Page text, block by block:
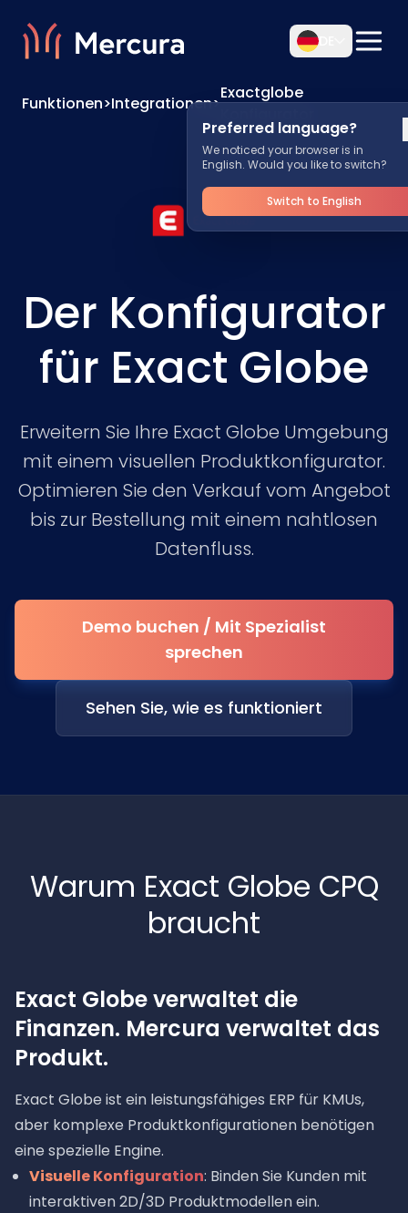
Preferred language?
We noticed your browser is in
English. Would you like to switch?
Switch to English
Funktionen>Integrationen>
Exactglobe
Der Konfigurator
für Exact Globe
Erweitern Sie Ihre Exact Globe Umgebung
mit einem visuellen Produktkonfigurator.
Optimieren Sie den Verkauf vom Angebot
bis zur Bestellung mit einem nahtlosen
Datenfluss.
Demo buchen / Mit Spezialist
sprechen
Sehen Sie, wie es funktioniert
Warum Exact Globe CPQ
braucht
Exact Globe verwaltet die
Finanzen. Mercura verwaltet das
Produkt.
Exact Globe ist ein leistungsfähiges ERP für KMUs,
aber komplexe Produktkonfigurationen benötigen
eine spezielle Engine.
Visuelle Konfiguration: Binden Sie Kunden mit
interaktiven 2D/3D Produktmodellen ein.